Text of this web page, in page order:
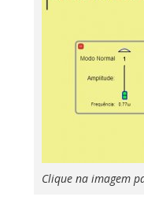
Clique na imagem